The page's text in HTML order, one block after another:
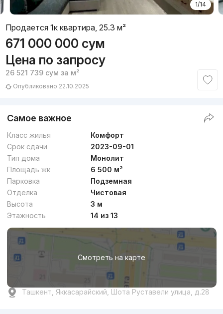
1/14
Продается 1к квартира, 25.3 м²
671 000 000 сум
Цена по запросу
26 521 739 сум за м²
Опубликовано 22.10.2025
Самое важное
Класс жилья
Комфорт
Срок сдачи
2023-09-01
Тип дома
Монолит
Площадь жк
6 500 м²
Парковка
Подземная
Отделка
Чистовая
Высота
3 м
Этажность
14 из 13
Смотреть на карте
Ташкент, Яккасарайский, Шота Руставели улица, д.28